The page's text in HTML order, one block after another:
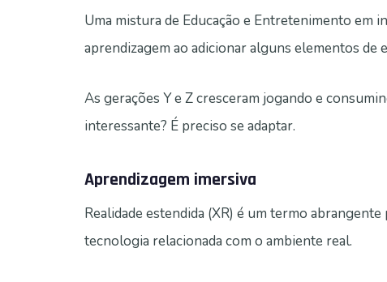
Uma mistura de Educação e Entretenimento em
aprendizagem ao adicionar alguns elementos de
As gerações Y e Z cresceram jogando e
interessante? É preciso se adaptar.
Aprendizagem imersiva
Realidade estendida (XR) é um termo
tecnologia relacionada com o ambiente real.